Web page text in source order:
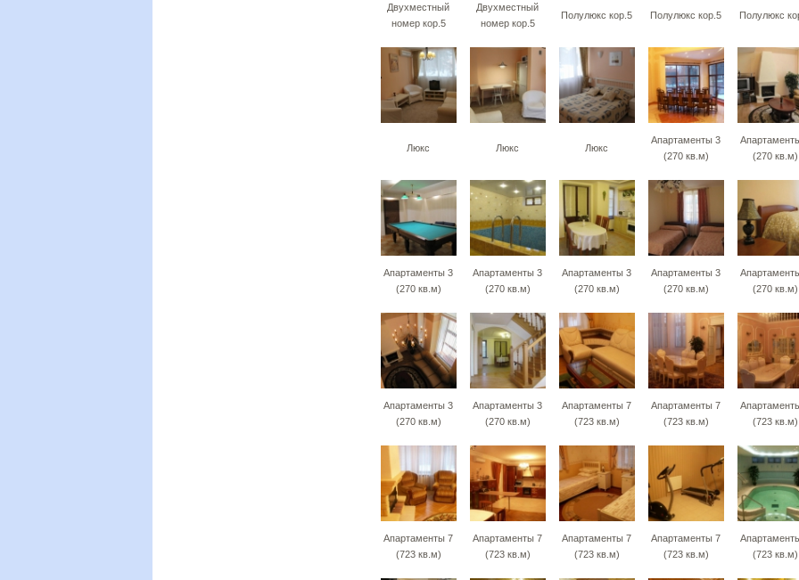
Двухместный
номер кор.5
Двухместный
номер кор.5
Полулюкс кор.5 Полулюкс кор.5 Полулюкс
Люкс Люкс Люкс
Апартаменты 3
(270 кв.м)
(270 кв.м)
Апартаменты 3
(270 кв.м)
Апартаменты 3
(270 кв.м)
Апартаменты 3
(270 кв.м)
Апартаменты 3
(270 кв.м)
(270 кв.м)
Апартаменты 3
(270 кв.м)
Апартаменты 3
(270 кв.м)
Апартаменты 7
(723 кв.м)
Апартаменты 7
(723 кв.м)
(723 кв.м)
Апартаменты 7
(723 кв.м)
Апартаменты 7
(723 кв.м)
Апартаменты 7
(723 кв.м)
Апартаменты 7
(723 кв.м)
(723 кв.м)